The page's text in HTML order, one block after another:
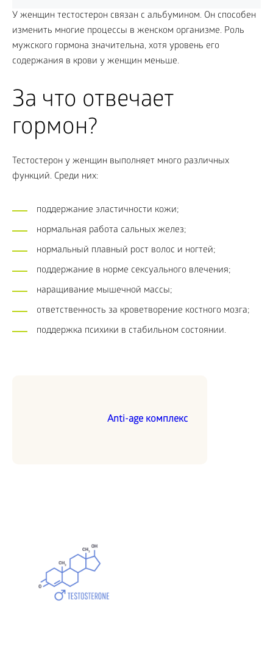
У женщин тестостерон связан с альбумином. Он способен
изменить многие процессы в женском организме. Роль
мужского гормона значительна, хотя уровень его
содержания в крови у женщин меньше.
За что отвечает
гормон?
Тестостерон у женщин выполняет много различных
функций. Среди них:
поддержание эластичности кожи;
нормальная работа сальных желез;
нормальный плавный рост волос и ногтей;
поддержание в норме сексуального влечения;
наращивание мышечной массы;
ответственность за кроветворение костного мозга;
поддержка психики в стабильном состоянии.
Аnti-age комплекс